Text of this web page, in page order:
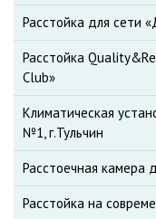
Расстойка для сети
Расстойка
Club»
Климатическая
№1, г.Тульчин
Расстоечная камера
Расстойка на